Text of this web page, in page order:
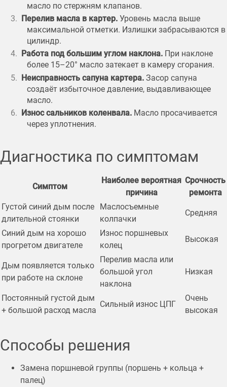
масло по стержням клапанов.
Перелив масла в картер. Уровень масла выше
максимальной отметки. Излишки забрасываются в
цилиндр.
Работа под большим углом наклона. При наклоне
более 15–20° масло затекает в камеру сгорания.
Неисправность сапуна картера. Засор сапуна
создаёт избыточное давление, выдавливающее
масло.
Износ сальников коленвала. Масло просачивается
через уплотнения.
Диагностика по симптомам
Симптом
Наиболее вероятная
причина
Срочность
ремонта
Густой синий дым после
длительной стоянки
Маслосъемные
колпачки
Средняя
Синий дым на хорошо
прогретом двигателе
Износ поршневых
колец
Высокая
Дым появляется только
при работе на склоне
Перелив масла или
большой угол
наклона
Низкая
Постоянный густой дым
+ большой расход масла
Сильный износ ЦПГ
Очень
высокая
Способы решения
Замена поршневой группы (поршень + кольца +
палец)